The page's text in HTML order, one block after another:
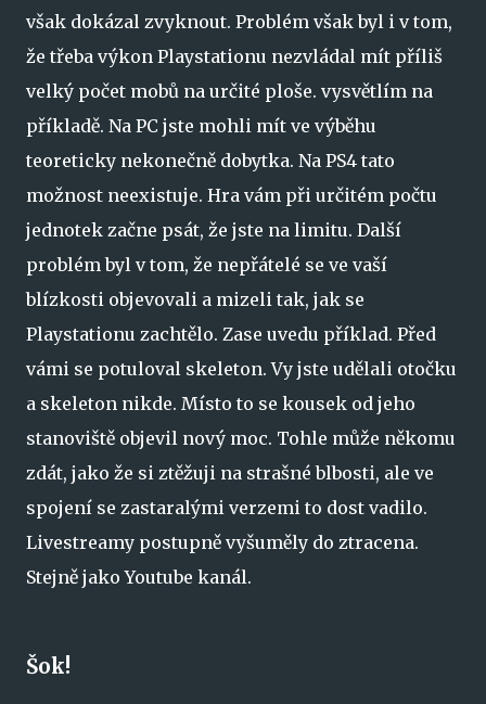
však dokázal zvyknout. Problém však byl i v tom,
že třeba výkon Playstationu nezvládal mít příliš
velký počet mobů na určité ploše. vysvětlím na
příkladě. Na PC jste mohli mít ve výběhu
teoreticky nekonečně dobytka. Na PS4 tato
možnost neexistuje. Hra vám při určitém počtu
jednotek začne psát, že jste na limitu. Další
problém byl v tom, že nepřátelé se ve vaší
blízkosti objevovali a mizeli tak, jak se
Playstationu zachtělo. Zase uvedu příklad. Před
vámi se potuloval skeleton. Vy jste udělali otočku
a skeleton nikde. Místo to se kousek od jeho
stanoviště objevil nový moc. Tohle může někomu
zdát, jako že si ztěžuji na strašné blbosti, ale ve
spojení se zastaralými verzemi to dost vadilo.
Livestreamy postupně vyšuměly do ztracena.
Stejně jako Youtube kanál.
Šok!